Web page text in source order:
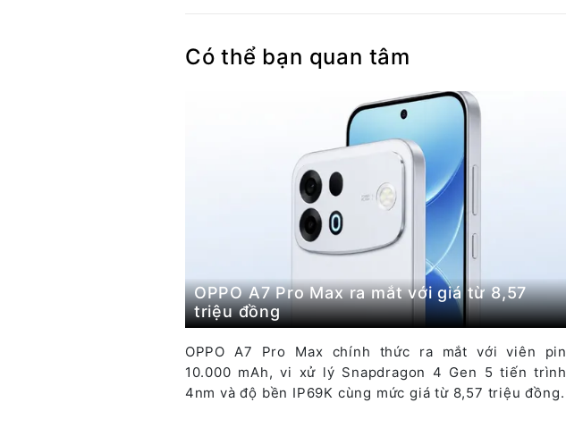
Có thể bạn quan tâm
OPPO A7 Pro Max ra mắt với giá từ 8,57
triệu đồng
OPPO A7 Pro Max chính thức ra mắt với viên pin
10.000 mAh, vi xử lý Snapdragon 4 Gen 5 tiến trình
4nm và độ bền IP69K cùng mức giá từ 8,57 triệu đồng.